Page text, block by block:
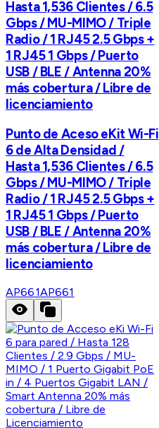
Hasta 1,536 Clientes / 6.5
Gbps / MU-MIMO / Triple
Radio / 1 RJ45 2.5 Gbps +
1 RJ45 1 Gbps / Puerto
USB / BLE / Antenna 20%
más cobertura / Libre de
licenciamiento
Punto de Aceso eKit Wi-Fi
6 de Alta Densidad /
Hasta 1,536 Clientes / 6.5
Gbps / MU-MIMO / Triple
Radio / 1 RJ45 2.5 Gbps +
1 RJ45 1 Gbps / Puerto
USB / BLE / Antenna 20%
más cobertura / Libre de
licenciamiento
AP661AP661